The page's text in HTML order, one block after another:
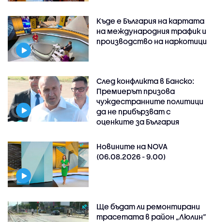
Къде е България на картата
на международния трафик и
производство на наркотици
След конфликта в Банско:
Премиерът призова
чуждестранните политици
да не прибързват с
оценките за България
Новините на NOVA
(06.08.2026 - 9.00)
Ще бъдат ли ремонтирани
трасетата в район „Люлин”